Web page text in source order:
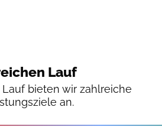
Lauf
bieten wir zahlreiche
an.